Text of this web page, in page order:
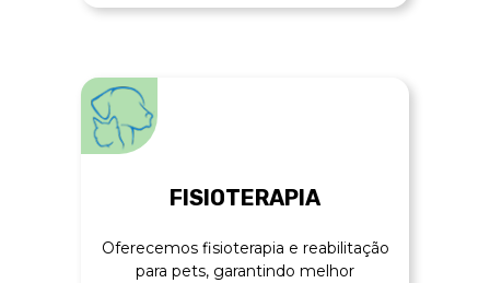
FISIOTERAPIA
Oferecemos fisioterapia e reabilitação
para pets, garantindo melhor